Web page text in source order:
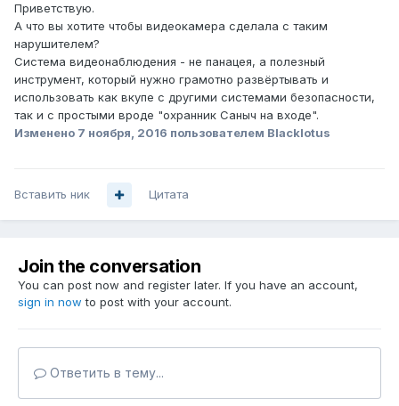
Приветствую.
А что вы хотите чтобы видеокамера сделала с таким
нарушителем?
Система видеонаблюдения - не панацея, а полезный
инструмент, который нужно грамотно развёртывать и
использовать как вкупе с другими системами безопасности,
так и с простыми вроде "охранник Саныч на входе".
Изменено 7 ноября, 2016 пользователем Blacklotus
Вставить ник Цитата
Join the conversation
You can post now and register later. If you have an account,
sign in now to post with your account.
Ответить в тему...